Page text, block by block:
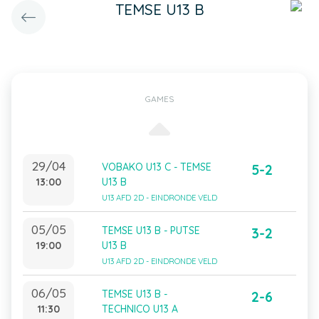
TEMSE U13 B
GAMES
29/04
13:00
VOBAKO U13 C - TEMSE
U13 B
U13 AFD 2D - EINDRONDE VELD
5-2
05/05
19:00
TEMSE U13 B - PUTSE
U13 B
U13 AFD 2D - EINDRONDE VELD
3-2
06/05
11:30
TEMSE U13 B -
TECHNICO U13 A
2-6